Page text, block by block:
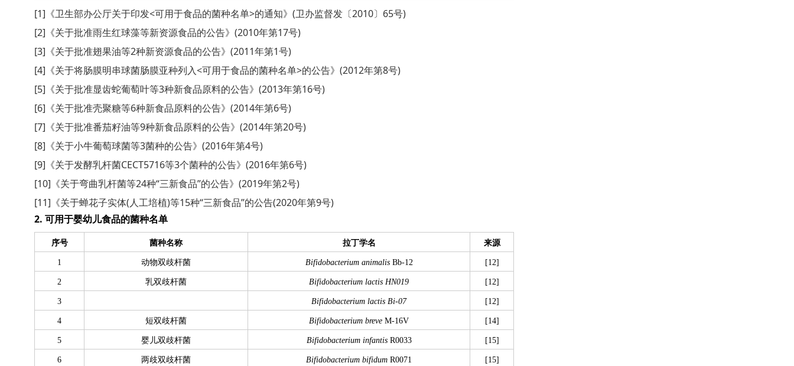
[1]《卫生部办公厅关于印发<可用于食品的菌种名单>的通知》(卫办监督发〔2010〕65号)
[2]《关于批准雨生红球藻等新资源食品的公告》(2010年第17号)
[3]《关于批准翅果油等2种新资源食品的公告》(2011年第1号)
[4]《关于将肠膜明串球菌肠膜亚种列入<可用于食品的菌种名单>的公告》(2012年第8号)
[5]《关于批准显齿蛇葡萄叶等3种新食品原料的公告》(2013年第16号)
[6]《关于批准壳聚糖等6种新食品原料的公告》(2014年第6号)
[7]《关于批准番茄籽油等9种新食品原料的公告》(2014年第20号)
[8]《关于小牛葡萄球菌等3菌种的公告》(2016年第4号)
[9]《关于发酵乳杆菌CECT5716等3个菌种的公告》(2016年第6号)
[10]《关于弯曲乳杆菌等24种“三新食品”的公告》(2019年第2号)
[11]《关于蝉花子实体(人工培植)等15种“三新食品”的公告(2020年第9号)
2. 可用于婴幼儿食品的菌种名单
序号 菌种名称 拉丁学名 来源
1 动物双歧杆菌 Bifidobacterium animalisBb-12 [12]
2 乳双歧杆菌 Bifidobacterium lactis HN019 [12]
3 Bifidobacterium lactis Bi-07 [12]
4 短双歧杆菌 Bifidobacterium breve M-16V [14]
5 婴儿双歧杆菌 Bifidobacterium infantis R0033 [15]
6 两歧双歧杆菌 Bifidobacterium bifidum R0071 [15]